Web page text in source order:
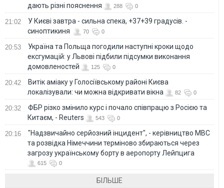
дають різні пояснення
288 0
21:02
У Києві завтра - сильна спека, +37+39 градусів. -
синоптикиня
70 0
20:53
Україна та Польща погодили наступні кроки щодо
ексгумацій: у Львові підбили підсумки виконання
домовленостей
125 0
20:42
Витік аміаку у Голосіївському районі Києва
локалізували: чи можна відкривати вікна
82 0
20:32
ФБР різко змінило курс і почало співпрацю з Росією та
Китаєм, - Reuters
543 0
20:16
"Надзвичайно серйозний інцидент", - керівництво МВС
та розвідка Німеччини терміново збираються через
загрозу українському борту в аеропорту Лейпцига
615 0
БІЛЬШЕ